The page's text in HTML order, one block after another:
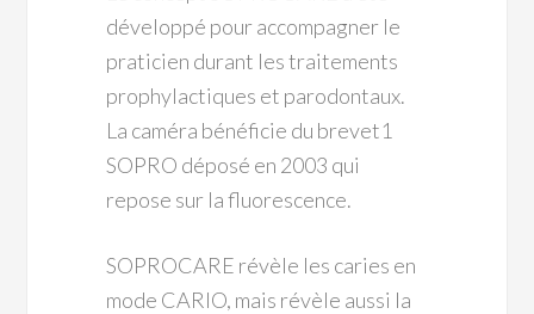
développé pour accompagner le
praticien durant les traitements
prophylactiques et parodontaux.
La caméra bénéficie du brevet1
SOPRO déposé en 2003 qui
repose sur la fluorescence.
SOPROCARE révèle les caries en
mode CARIO, mais révèle aussi la